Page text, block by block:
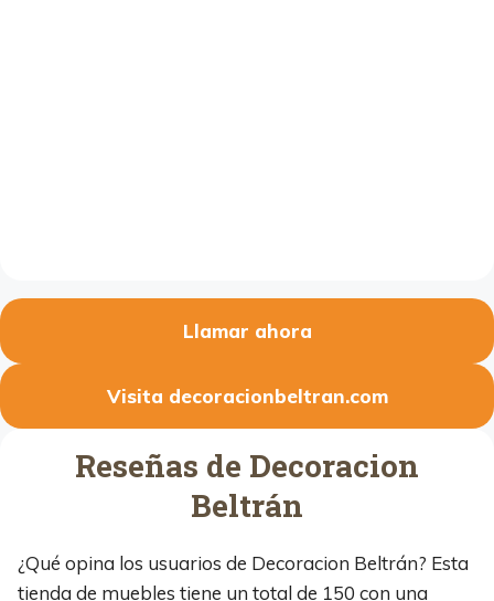
Llamar ahora
Visita decoracionbeltran.com
Reseñas de Decoracion
Beltrán
¿Qué opina los usuarios de Decoracion Beltrán? Esta
tienda de muebles tiene un total de 150 con una